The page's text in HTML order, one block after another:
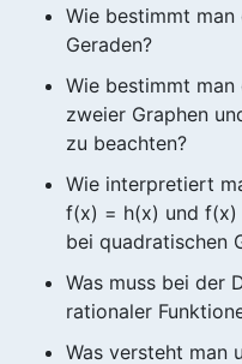
Wie bestimmt
Geraden?
Wie bestimmt
zweier Graphen
zu beachten?
Wie interpretiert
f(x) = h(x) und f(x)
bei quadratischen
Was muss bei der
rationaler
Was versteht man